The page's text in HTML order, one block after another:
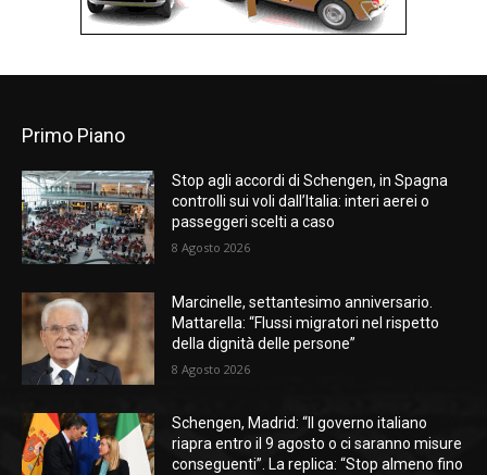
Primo Piano
Stop agli accordi di Schengen, in Spagna
controlli sui voli dall’Italia: interi aerei o
passeggeri scelti a caso
8 Agosto 2026
Marcinelle, settantesimo anniversario.
Mattarella: “Flussi migratori nel rispetto
della dignità delle persone”
8 Agosto 2026
Schengen, Madrid: “Il governo italiano
riapra entro il 9 agosto o ci saranno misure
conseguenti”. La replica: “Stop almeno fino